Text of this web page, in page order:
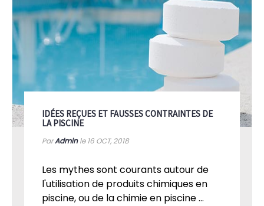
IDÉES REÇUES ET FAUSSES CONTRAINTES DE
LA PISCINE
ParAdminle 16 OCT, 2018
Les mythes sont courants autour de
l'utilisation de produits chimiques en
piscine, ou de la chimie en piscine ...